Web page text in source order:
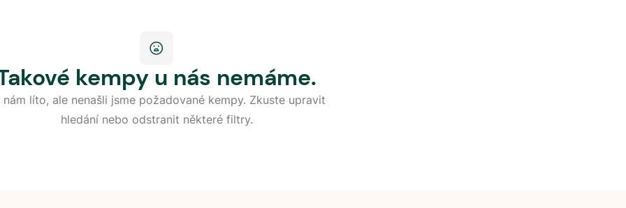
kempy u nás nemáme.
nám líto, ale nenašli jsme požadované kempy. Zkuste upravit
hledání nebo odstranit některé filtry.